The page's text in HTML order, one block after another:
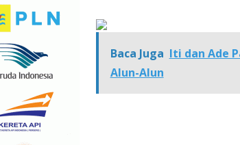
Baca Juga Iti dan Ade
Alun-Alun